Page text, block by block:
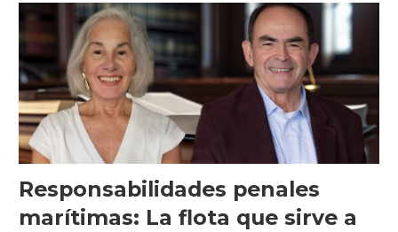
Responsabilidades penales
marítimas: La flota que sirve a